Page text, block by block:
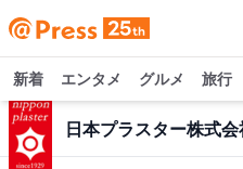
新着 エンタメ グルメ 旅行
日本プラスター株式会